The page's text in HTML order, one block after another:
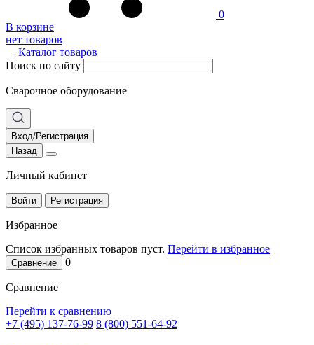
0
В корзине
нет товаров
Каталог товаров
Поиск по сайту
Сварочное оборудование|
Вход/Регистрация
Назад
Личный кабинет
Войти Регистрация
Избранное
Список избранных товаров пуст. Перейти в избранное
Сравнение 0
Сравнение
Перейти к сравнению
+7 (495) 137-76-99 8 (800) 551-64-92